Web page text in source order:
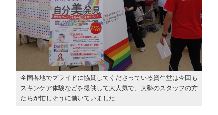
全国各地でプライドに協賛してくださっている資生堂は今回も
スキンケア体験などを提供して大人気で、大勢のスタッフの方
たちが忙しそうに働いていました